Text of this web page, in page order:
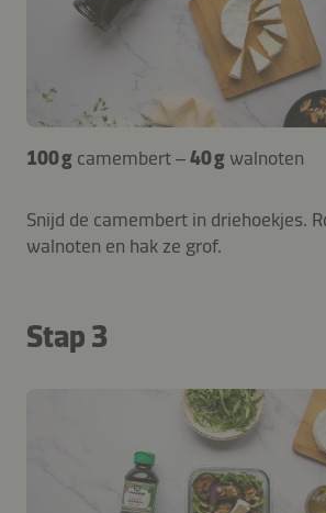
100 g camembert –40 g walnoten
Snijd de camembert in driehoekjes.
walnoten en hak ze grof.
Stap 3